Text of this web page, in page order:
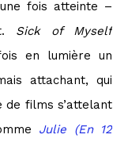
fois atteinte –
Sick of Myself
en lumière un
attachant, qui
de films s’attelant
Julie (En 12